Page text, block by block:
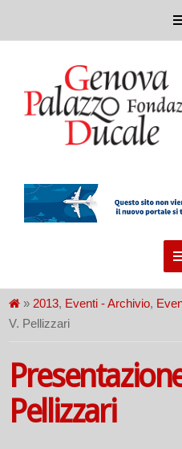
» 2013, Eventi - Archivio,
V. Pellizzari
Pellizzari